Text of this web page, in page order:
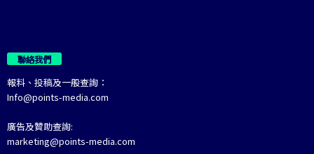
聯絡我們
報料、投稿及一般查詢：
Info@points-media.com
廣告及贊助查詢:
marketing@points-media.com